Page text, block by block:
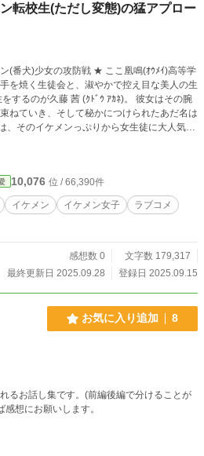
転校生(ただし変態)の猛アプロー
攻防戦 ★ ここ凰鳴(ｵｳﾒｲ)高等学
を焼く生徒会と、淑やかで控え目な美人の生
ねていき、そして秘かにつけられたあだ名は
生が現れて……。狙われた番犬の運命はいか
10,076 位 / 66,390件
イケメン イケメン女子
ラブコメ
感想数 0
文字数 179,317
最終更新日 2025.09.28
登録日 2025.09.15
お気に入り追加 8
るお話し集です。(前編後編で分けることが
想にお願いします。